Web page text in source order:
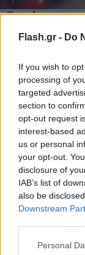
Flash.gr - Do
If you wish to
processing of
targeted
section to
opt-out request
interest-based
us or personal
your opt-out.
disclosure of
IAB’s list of
also be
Downstream
Please note
Personal
«Τυριά πιο
ακόμα και το
Κίνδυνος να
ελληνική
δεκαετίες σε
21.10.2025 09:00